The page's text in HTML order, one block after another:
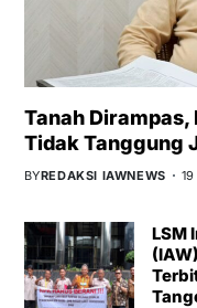
Tanah Dirampas,
Tidak Tanggung
BYREDAKSI IAWNEWS
LSM